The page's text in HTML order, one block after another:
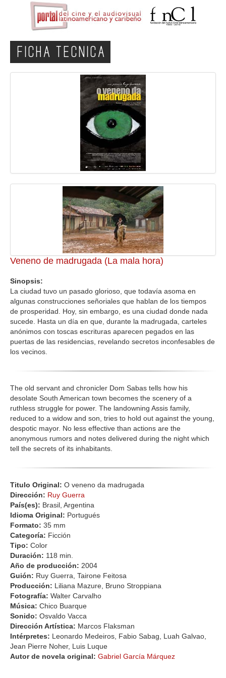
FICHA TECNICA
Veneno de madrugada (La mala hora)
Sinopsis:
La ciudad tuvo un pasado glorioso, que todavía asoma en
algunas construcciones señoriales que hablan de los tiempos
de prosperidad. Hoy, sin embargo, es una ciudad donde nada
sucede. Hasta un día en que, durante la madrugada, carteles
anónimos con toscas escrituras aparecen pegados en las
puertas de las residencias, revelando secretos inconfesables de
los vecinos.
The old servant and chronicler Dom Sabas tells how his
desolate South American town becomes the scenery of a
ruthless struggle for power. The landowning Assis family,
reduced to a widow and son, tries to hold out against the young,
despotic mayor. No less effective than actions are the
anonymous rumors and notes delivered during the night which
tell the secrets of its inhabitants.
Titulo Original: O veneno da madrugada
Dirección: Ruy Guerra
País(es): Brasil, Argentina
Idioma Original: Portugués
Formato: 35 mm
Categoría: Ficción
Tipo: Color
Duración: 118 min.
Año de producción: 2004
Guión: Ruy Guerra, Tairone Feitosa
Producción: Liliana Mazure, Bruno Stroppiana
Fotografía: Walter Carvalho
Música: Chico Buarque
Sonido: Osvaldo Vacca
Dirección Artística: Marcos Flaksman
Intérpretes: Leonardo Medeiros, Fabio Sabag, Luah Galvao,
Jean Pierre Noher, Luis Luque
Autor de novela original: Gabriel García Márquez